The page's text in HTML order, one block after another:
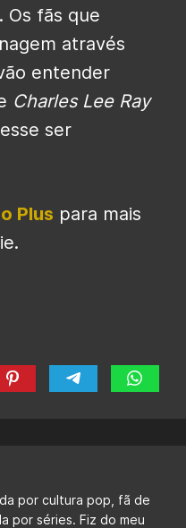
Os fãs que
através
entender
Charles Lee Ray
ser
Plus para mais
por cultura pop, fã de
por séries. Fiz do meu